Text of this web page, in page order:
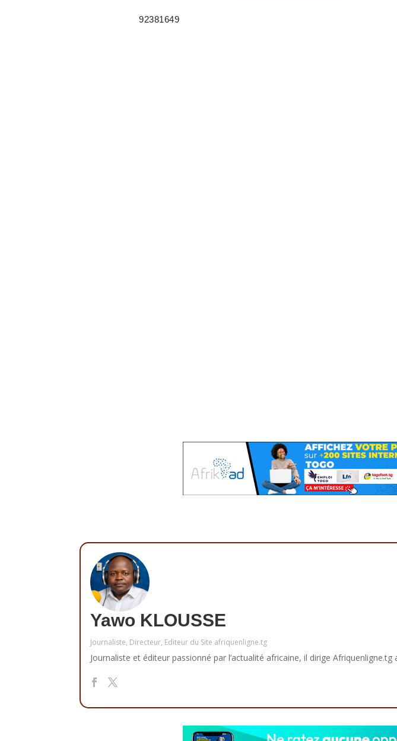
92381649
Yawo KLOUSSE
Journaliste, Directeur, Editeur du Site afriquenligne.tg
Journaliste et éditeur passionné par l’actualité africaine, il dirige